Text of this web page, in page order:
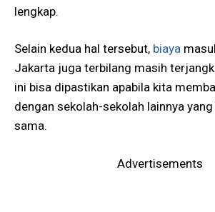
lengkap.
Selain kedua hal tersebut, biaya
Jakarta juga terbilang masih
ini bisa dipastikan apabila kita
dengan sekolah-sekolah lainnya
sama.
Advertisements